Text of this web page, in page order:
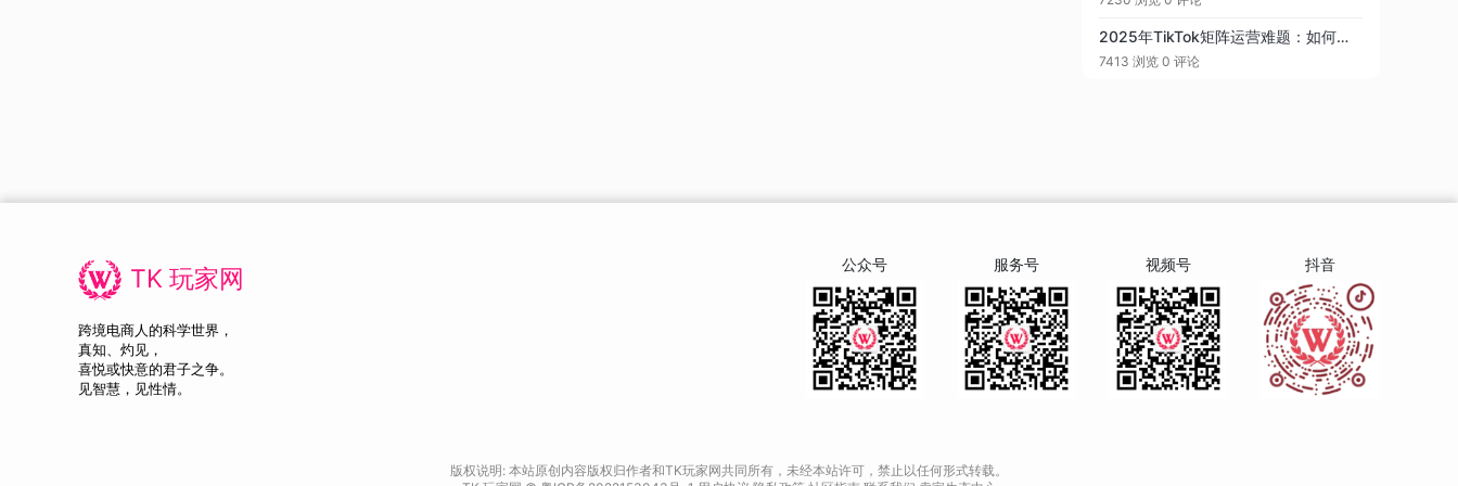
2025年TikTok矩阵运营难题：如何高效管理100+账号？
7413 浏览 0 评论
TK 玩家网
跨境电商人的科学世界，
真知、灼见，
喜悦或快意的君子之争。
见智慧，见性情。
公众号 服务号 视频号 抖音
版权说明: 本站原创内容版权归作者和TK玩家网共同所有，未经本站许可，禁止以任何形式转载。